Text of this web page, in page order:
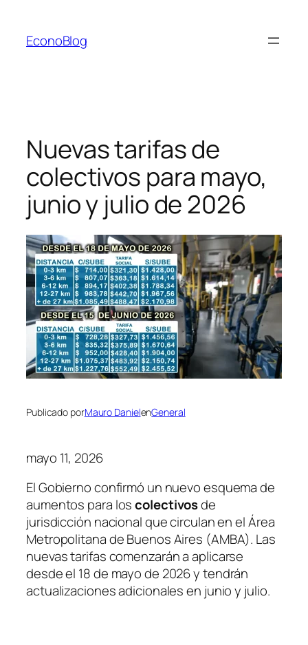
contenido
EconoBlog
Nuevas tarifas de
colectivos para mayo,
junio y julio de 2026
Publicado porMauro DanielenGeneral
mayo 11, 2026
El Gobierno confirmó un nuevo esquema de
aumentos para loscolectivosde
jurisdicción nacional que circulan en el Área
Metropolitana de Buenos Aires (AMBA). Las
nuevas tarifas comenzarán a aplicarse
desde el 18 de mayo de 2026 y tendrán
actualizaciones adicionales en junio y julio.